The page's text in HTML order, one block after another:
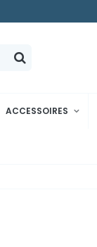
ACCESSOIRES